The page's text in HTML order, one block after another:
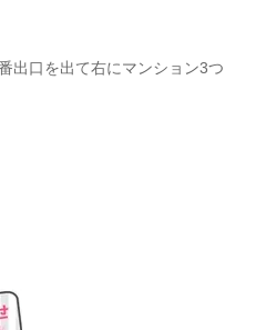
出口を出て右にマンション3つ